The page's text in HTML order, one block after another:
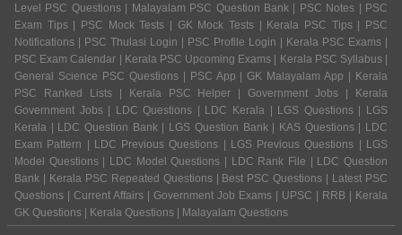
Level PSC Questions | Malayalam PSC Question Bank | PSC Notes | PSC
Exam Tips | PSC Mock Tests | GK Mock Tests | Kerala PSC Tips | PSC
Notifications | PSC Thulasi Login | PSC Profile Login | Kerala PSC Exams |
PSC Exam Calendar | Kerala PSC Upcoming Exams | Kerala PSC Syllabus |
General Science PSC Questions | PSC App | GK Malayalam App | Kerala
PSC Ranked Lists | Kerala PSC Helper | Government Jobs | Kerala
Government Jobs | LDC Questions | LDC Kerala | LGS Questions | LGS
Kerala | LDC Question Bank | LGS Question Bank | KAS Questions | LDC
Exam Pattern | LDC Previous Questions | LGS Previous Questions | LGS
Model Questions | LDC Model Questions | LDC Rank File | LDC Question
Bank | Kerala PSC Repeated Questions | Best PSC Questions | Latest PSC
Questions | Current Affairs | Government Job Exams | UPSC | RRB | Kerala
GK Questions | Kerala Questions | Malayalam Questions